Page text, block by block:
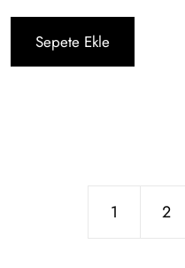
Sepete Ekle
1 2